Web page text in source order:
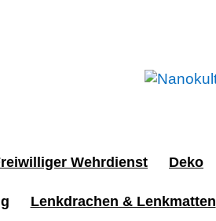
Wehrdienst Deko
Lenkdrachen & Lenkmatten